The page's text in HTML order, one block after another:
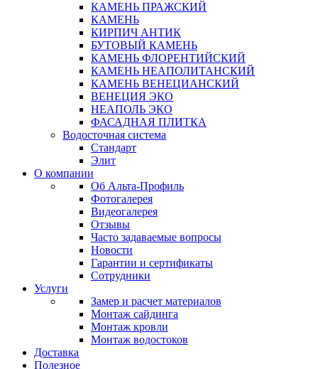
КАМЕНЬ ПРАЖСКИЙ
КАМЕНЬ
КИРПИЧ АНТИК
БУТОВЫЙ КАМЕНЬ
КАМЕНЬ ФЛОРЕНТИЙСКИЙ
КАМЕНЬ НЕАПОЛИТАНСКИЙ
КАМЕНЬ ВЕНЕЦИАНСКИЙ
ВЕНЕЦИЯ ЭКО
НЕАПОЛЬ ЭКО
ФАСАДНАЯ ПЛИТКА
Водосточная система
Стандарт
Элит
О компании
Об Альта-Профиль
Фотогалерея
Видеогалерея
Отзывы
Часто задаваемые вопросы
Новости
Гарантии и сертификаты
Сотрудники
Услуги
Замер и расчет материалов
Монтаж сайдинга
Монтаж кровли
Монтаж водостоков
Доставка
Полезное